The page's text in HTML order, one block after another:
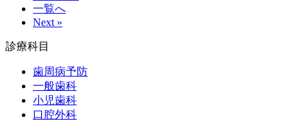
一覧へ
Next »
診療科目
歯周病予防
一般歯科
小児歯科
口腔外科